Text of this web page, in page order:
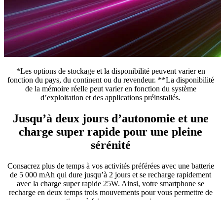
*Les options de stockage et la disponibilité peuvent varier en
fonction du pays, du continent ou du revendeur. **La disponibilité
de la mémoire réelle peut varier en fonction du système
d’exploitation et des applications préinstallés.
Jusqu’à deux jours d’autonomie et une
charge super rapide pour une pleine
sérénité
Consacrez plus de temps à vos activités préférées avec une batterie
de 5 000 mAh qui dure jusqu’à 2 jours et se recharge rapidement
avec la charge super rapide 25W. Ainsi, votre smartphone se
recharge en deux temps trois mouvements pour vous permettre de